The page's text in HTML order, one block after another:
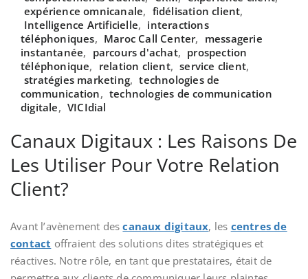
expérience omnicanale, fidélisation client,
Intelligence Artificielle, interactions
téléphoniques, Maroc Call Center, messagerie
instantanée, parcours d'achat, prospection
téléphonique, relation client, service client,
stratégies marketing, technologies de
communication, technologies de communication
digitale, VICIdial
Canaux Digitaux : Les Raisons De
Les Utiliser Pour Votre Relation
Client?
Avant l’avènement descanaux digitaux, les centres de
contact offraient des solutions dites stratégiques et
réactives. Notre rôle, en tant que prestataires, était de